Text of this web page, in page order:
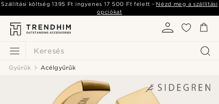
Keresés
Szállítási költség1395 Ft ingyenes 17 500 Ft felett - Nézd meg a szállítási
opciókat
Gyűrűk Acélgyűrűk